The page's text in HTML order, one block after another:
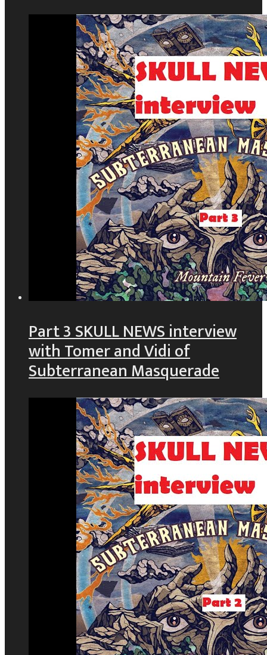
Part 3 SKULL NEWS interview
with Tomer and Vidi of
Subterranean Masquerade